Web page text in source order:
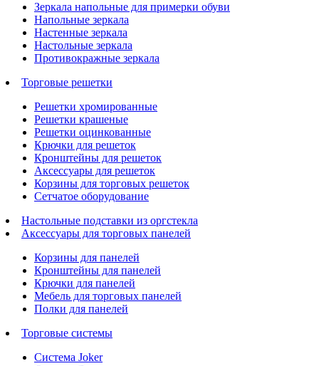
Зеркала напольные для примерки обуви
Напольные зеркала
Настенные зеркала
Настольные зеркала
Противокражные зеркала
Торговые решетки
Решетки хромированные
Решетки крашеные
Решетки оцинкованные
Крючки для решеток
Кронштейны для решеток
Аксессуары для решеток
Корзины для торговых решеток
Сетчатое оборудование
Настольные подставки из оргстекла
Аксессуары для торговых панелей
Корзины для панелей
Кронштейны для панелей
Крючки для панелей
Мебель для торговых панелей
Полки для панелей
Торговые системы
Система Joker